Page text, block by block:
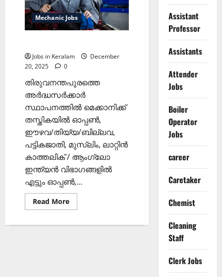
Mechanic Jobs
Jobs in Keralam
December
20, 2025
0
തിരുവനന്തപുരത്തെ
അർദ്ധസർക്കാർ
സ്ഥാപനത്തിൽ മെക്കാനിക്ക്
തസ്തികയിൽ ഓപ്പൺ,
ഈഴവ/തിയ്യ/ബില്ലവ,
പട്ടികജാതി, മുസ്ലിം, ലാറ്റിൻ
കാത്തലിക് / ആംഗ്ലോ
ഇന്ത്യൻ വിഭാഗങ്ങളിൽ
എട്ടും ഓപ്പൺ,...
Read MoreRead
more
ഒഴിവ്
Assistant
Professor
Assistants
Attender
Jobs
Boiler
Operator
Jobs
career
Caretaker
Chemist
Cleaning
Staff
Clerk Jobs